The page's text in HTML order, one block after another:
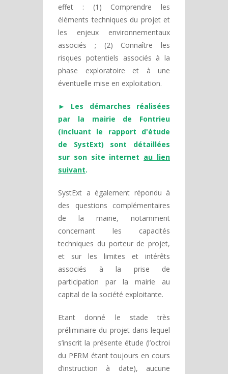
effet : (1) Comprendre les
éléments techniques du projet et
les enjeux environnementaux
associés ; (2) Connaître les
risques potentiels associés à la
phase exploratoire et à une
éventuelle mise en exploitation.
► Les démarches réalisées
par la mairie de Fontrieu
(incluant le rapport d'étude
de SystExt) sont détaillées
sur son site internet au lien
suivant.
SystExt a également répondu à
des questions complémentaires
de la mairie, notamment
concernant les capacités
techniques du porteur de projet,
et sur les limites et intérêts
associés à la prise de
participation par la mairie au
capital de la société exploitante.
Etant donné le stade très
préliminaire du projet dans lequel
s’inscrit la présente étude (l’octroi
du PERM étant toujours en cours
d’instruction à date), aucune